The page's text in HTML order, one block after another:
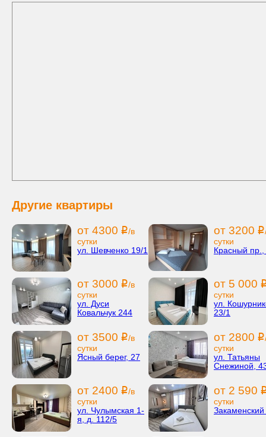
Другие квартиры
от 4300 i/в
сутки
ул. Шевченко 19/1
от 3200 i
сутки
Красный пр.,
от 3000 i/в
сутки
ул. Дуси
Ковальчук 244
от 5 000
сутки
ул.
23/1
от 3500 i/в
сутки
Ясный берег, 27
от 2800 i
сутки
ул. Татьяны
Снежиной,
от 2400 i/в
сутки
ул. Чулымская 1-
я, д. 112/5
от 2 590
сутки